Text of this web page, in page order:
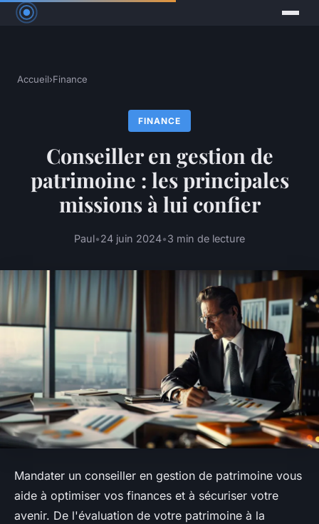
Accueil›Finance
FINANCE
Conseiller en gestion de
patrimoine : les principales
missions à lui confier
Paul•24 juin 2024•3 min de lecture
Mandater un conseiller en gestion de patrimoine vous
aide à optimiser vos finances et à sécuriser votre
avenir. De l'évaluation de votre patrimoine à la